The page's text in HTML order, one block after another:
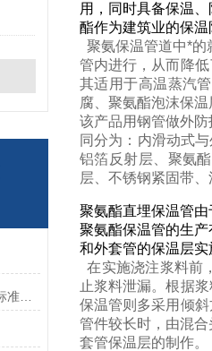
直埋保温管加工工艺及性能检测标准要求
用，同时具备保温
酯作为建筑业的保
聚氨保温管道中*
管内进行，从而降
其适用于高温蒸汽
腐、聚氨酯泡沫保
该产品用钢管做外
同分为：内滑动式
铝箔反射层、聚氨
层、不锈钢紧固带
聚氨酯直埋保温管
聚氨酯保温管的生
和外套管的保温层
在实施浇注浆料前
止浆料泄漏。根据
保温管则多采用倾
管件较长时，由混
套管保温层的制作。